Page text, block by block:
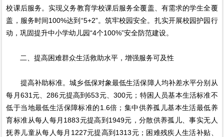
校课后服务。实现义务教育学校课后服务全覆盖、有需求的学生全覆
盖，服务时间100%达到“5+2”。筑牢校园安全。扎实开展校园护园行
动，巩固提升中小学幼儿园“4个100%”安全防范建设。
二、提高困难群众生活救助水平，增强服务可及性
提高补助标准。城乡低保对象最低生活保障人均补差水平分别从
每月631元、286元提高到653元、300元；特困人员基本生活标准不
低于当地最低生活保障标准的1.6倍；集中供养孤儿基本生活最低养
育标准从每人每月1883元提高到1949元，分散供养孤儿、事实无人
抚养儿童从每人每月1227元提高到1313元；困难残疾人生活补贴、